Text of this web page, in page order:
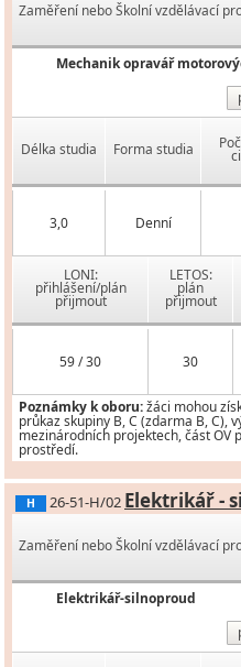
Zaměření nebo Školní vzdělávací
Mechanik opravář
Délka studia Forma studia
3,0 Denní
LONI:
přihlášení/plán
přijmout
LETOS:
plán
přijmout
59 / 30 30
Poznámky k oboru:žáci mohou
průkaz skupiny B, C (zdarma B, C),
mezinárodních projektech, část OV
prostředí.
H 26-51-H/02 Elektrikář -
Zaměření nebo Školní vzdělávací
Elektrikář-silnoproud